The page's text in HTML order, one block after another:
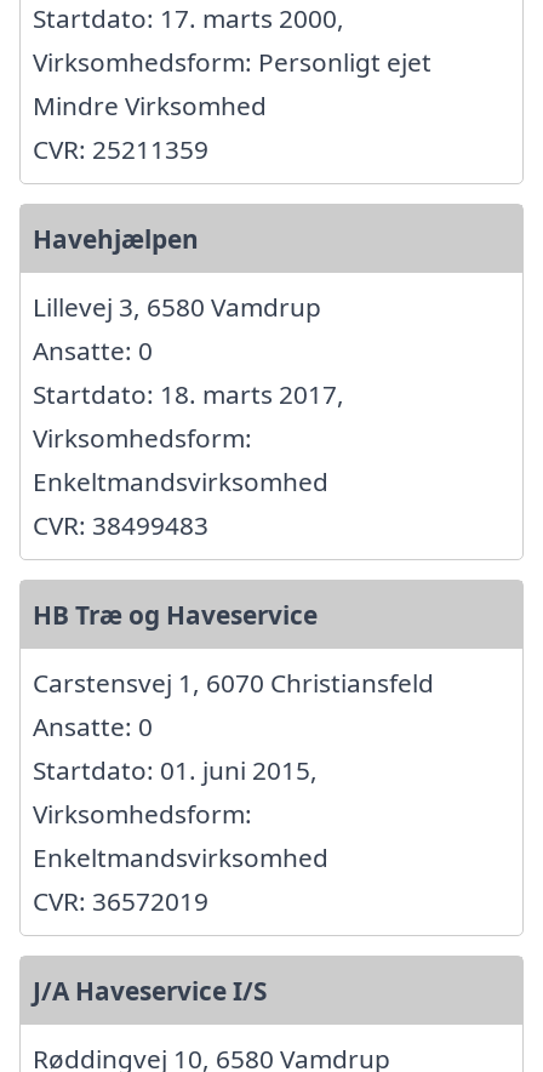
Startdato: 17. marts 2000,
Virksomhedsform: Personligt ejet
Mindre Virksomhed
CVR: 25211359
Havehjælpen
Lillevej 3, 6580 Vamdrup
Ansatte: 0
Startdato: 18. marts 2017,
Virksomhedsform:
Enkeltmandsvirksomhed
CVR: 38499483
HB Træ og Haveservice
Carstensvej 1, 6070 Christiansfeld
Ansatte: 0
Startdato: 01. juni 2015,
Virksomhedsform:
Enkeltmandsvirksomhed
CVR: 36572019
J/A Haveservice I/S
Røddingvej 10, 6580 Vamdrup